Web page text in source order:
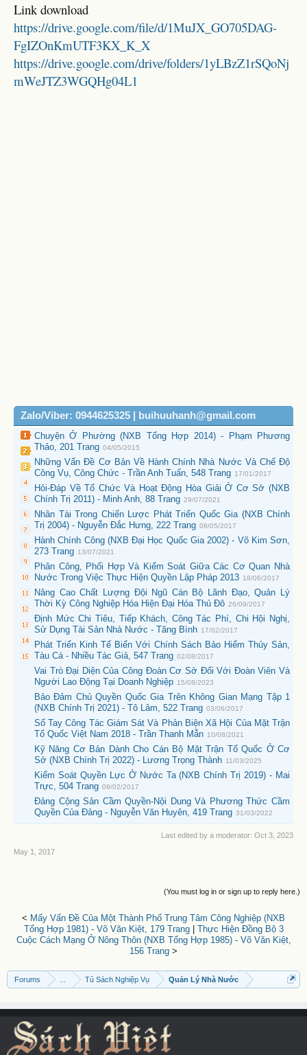
Link download
https://drive.google.com/file/d/1MuJX_GO705DAG-
FgIZOnKmUTF3KX_K_X
https://drive.google.com/drive/folders/1yLBzZ1rSQoNj
mWeJTZ3WGQHg04L1
Zalo/Viber: 0944625325 | buihuuhanh@gmail.com
Chuyện Ở Phường (NXB Tổng Hợp 2014) - Phạm Phương
Thảo, 201 Trang 04/05/2015
Những Vấn Đề Cơ Bản Về Hành Chính Nhà Nước Và Chế Độ
Công Vụ, Công Chức - Trần Anh Tuấn, 548 Trang 17/01/2017
Hỏi-Đáp Về Tổ Chức Và Hoạt Động Hòa Giải Ở Cơ Sở (NXB
Chính Trị 2011) - Minh Anh, 88 Trang 29/07/2021
Nhân Tài Trong Chiến Lược Phát Triển Quốc Gia (NXB Chính
Trị 2004) - Nguyễn Đắc Hưng, 222 Trang 08/05/2017
Hành Chính Công (NXB Đại Học Quốc Gia 2002) - Võ Kim Sơn,
273 Trang 13/07/2021
Phân Công, Phối Hợp Và Kiểm Soát Giữa Các Cơ Quan Nhà
Nước Trong Việc Thực Hiện Quyền Lập Pháp 2013 18/06/2017
Nâng Cao Chất Lượng Đội Ngũ Cán Bộ Lãnh Đạo, Quản Lý
Thời Kỳ Công Nghiệp Hóa Hiện Đại Hóa Thủ Đô 26/09/2017
Định Mức Chi Tiêu, Tiếp Khách, Công Tác Phí, Chi Hội Nghị,
Sử Dụng Tài Sản Nhà Nước - Tăng Bình 17/02/2017
Phát Triển Kinh Tế Biển Với Chính Sách Bảo Hiểm Thủy Sản,
Tàu Cá - Nhiều Tác Giả, 547 Trang 02/08/2017
Vai Trò Đại Diện Của Công Đoàn Cơ Sở Đối Với Đoàn Viên Và
Người Lao Động Tại Doanh Nghiệp 15/08/2023
Bảo Đảm Chủ Quyền Quốc Gia Trên Không Gian Mạng Tập 1
(NXB Chính Trị 2021) - Tô Lâm, 522 Trang 03/06/2017
Sổ Tay Công Tác Giám Sát Và Phản Biện Xã Hội Của Mặt Trận
Tổ Quốc Việt Nam 2018 - Trần Thanh Mẫn 10/08/2021
Kỹ Năng Cơ Bản Dành Cho Cán Bộ Mặt Trận Tổ Quốc Ở Cơ
Sở (NXB Chính Trị 2022) - Lương Trọng Thành 11/03/2025
Kiểm Soát Quyền Lực Ở Nước Ta (NXB Chính Trị 2019) - Mai
Trực, 504 Trang 09/02/2017
Đảng Cộng Sản Cầm Quyền-Nội Dung Và Phương Thức Cầm
Quyền Của Đảng - Nguyễn Văn Huyên, 419 Trang 31/03/2022
Last edited by a moderator: Oct 3, 2023
May 1, 2017
(You must log in or sign up to reply here.)
< Mấy Vấn Đề Của Một Thành Phố Trung Tâm Công Nghiệp (NXB
Tổng Hợp 1981) - Võ Văn Kiệt, 179 Trang| Thực Hiện Đồng Bộ 3
Cuộc Cách Mạng Ở Nông Thôn (NXB Tổng Hợp 1985) - Võ Văn Kiệt,
156 Trang >
Forums Tủ Sách Nghiệp Vụ Quản Lý Nhà Nước